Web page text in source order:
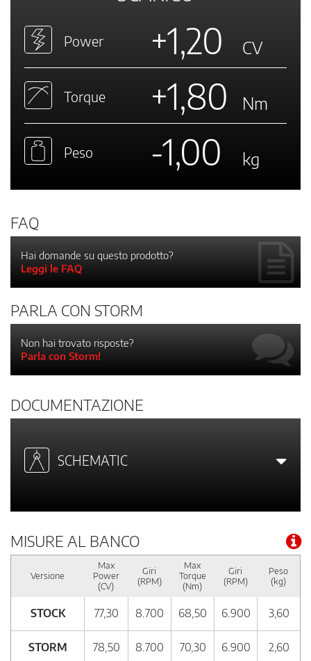
Power +1,20 CV
Torque +1,80 Nm
Peso -1,00 kg
FAQ
Hai domande su questo prodotto?
Leggi le FAQ
PARLA CON STORM
Non hai trovato risposte?
Parla con Storm!
DOCUMENTAZIONE
SCHEMATIC
MISURE AL BANCO
Versione
Max
Power
(CV)
Giri
(RPM)
Max
Torque
(Nm)
Giri
(RPM)
Peso
(kg)
STOCK 77,30 8.700 68,50 6.900 3,60
STORM 78,50 8.700 70,30 6.900 2,60